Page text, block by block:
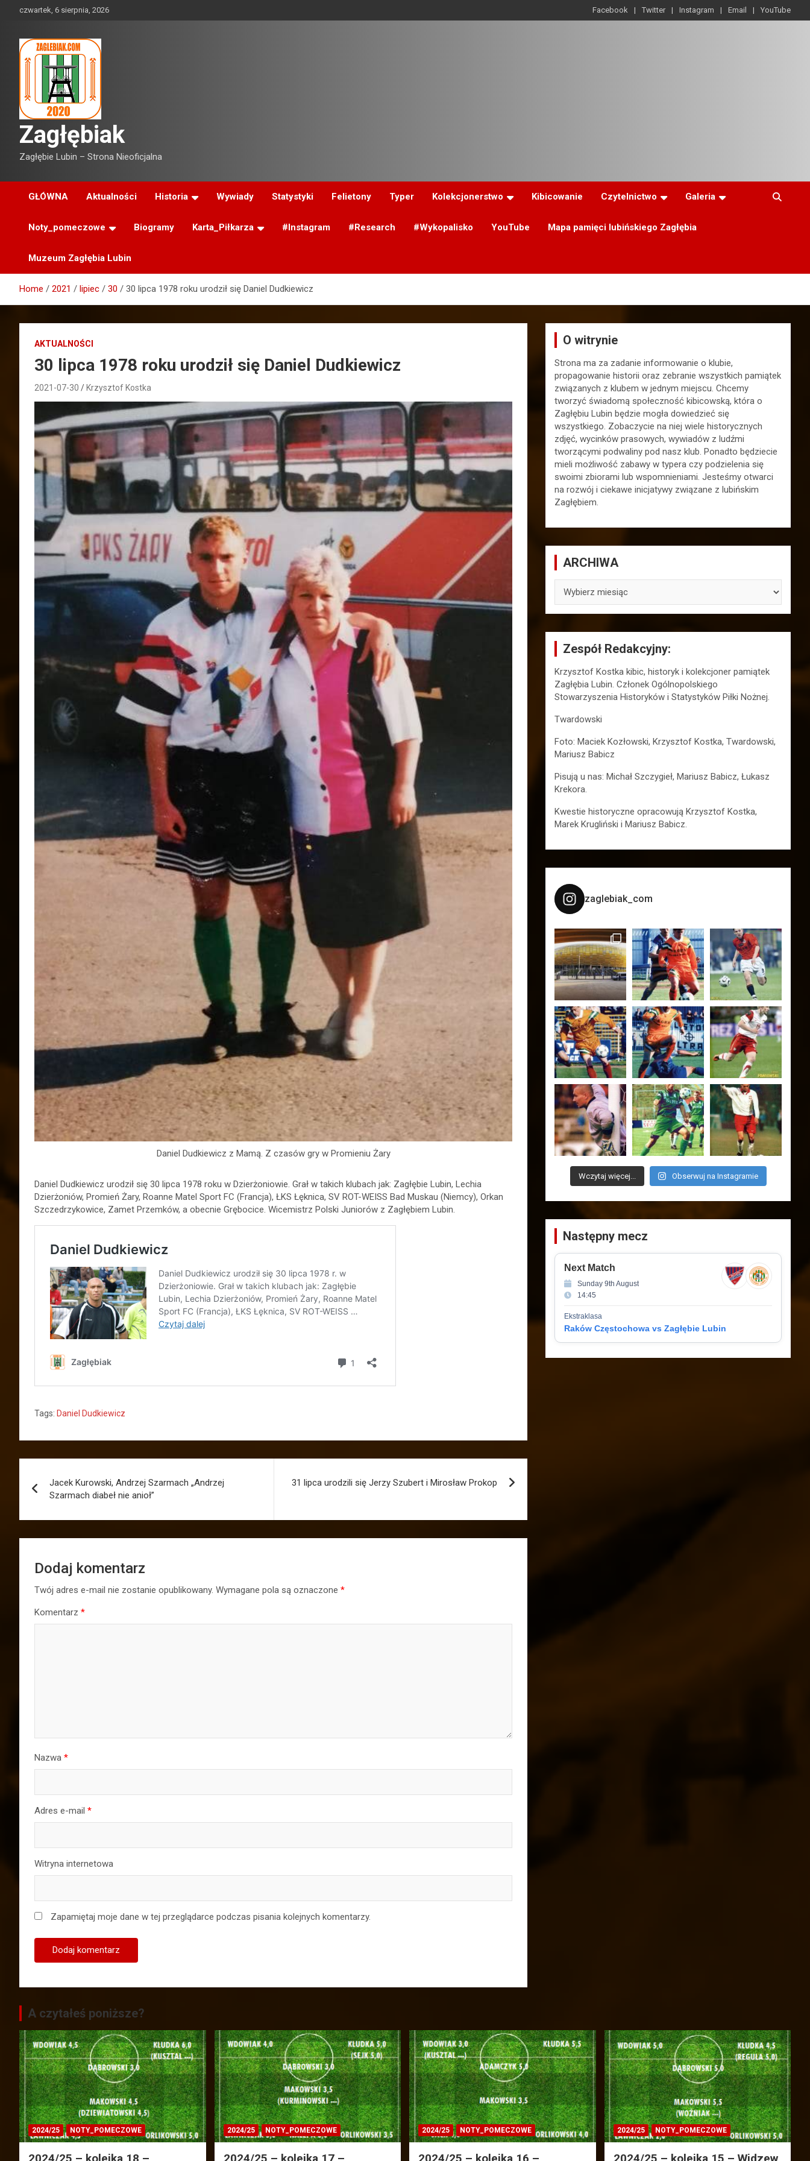
czwartek, 6 sierpnia, 2026 Facebook Twitter Instagram Email YouTube
Zagłębiak
Zagłębie Lubin – Strona Nieoficjalna
GŁÓWNA Aktualności Historia Wywiady Statystyki Felietony Typer Kolekcjonerstwo Kibicowanie Czytelnictwo Galeria
Noty_pomeczowe Biogramy Karta_Piłkarza #Instagram #Research #Wykopalisko YouTube Mapa pamięci lubińskiego Zagłębia
Muzeum Zagłębia Lubin
Home 2021 lipiec 30 30 lipca 1978 roku urodził się Daniel Dudkiewicz
AKTUALNOŚCI
30 lipca 1978 roku urodził się Daniel Dudkiewicz
2021-07-30 Krzysztof Kostka
Daniel Dudkiewicz z Mamą. Z czasów gry w Promieniu Żary
Daniel Dudkiewicz urodził się 30 lipca 1978 roku w Dzierżoniowie. Grał w takich klubach jak: Zagłębie Lubin, Lechia
Dzierżoniów, Promień Żary, Roanne Matel Sport FC (Francja), ŁKS Łęknica, SV ROT-WEISS Bad Muskau (Niemcy), Orkan
Szczedrzykowice, Zamet Przemków, a obecnie Grębocice. Wicemistrz Polski Juniorów z Zagłębiem Lubin.
Tags: Daniel Dudkiewicz
wpisu
Jacek Kurowski, Andrzej Szarmach „Andrzej
Szarmach diabeł nie anioł”
31 lipca urodzili się Jerzy Szubert i Mirosław Prokop
Dodaj komentarz
Twój adres e-mail nie zostanie opublikowany. Wymagane pola są oznaczone *
Komentarz *
Nazwa *
Adres e-mail *
Witryna internetowa
Zapamiętaj moje dane w tej przeglądarce podczas pisania kolejnych komentarzy.
O witrynie
Strona ma za zadanie informowanie o klubie,
propagowanie historii oraz zebranie wszystkich pamiątek
związanych z klubem w jednym miejscu. Chcemy
tworzyć świadomą społeczność kibicowską, która o
Zagłębiu Lubin będzie mogła dowiedzieć się
wszystkiego. Zobaczycie na niej wiele historycznych
zdjęć, wycinków prasowych, wywiadów z ludźmi
tworzącymi podwaliny pod nasz klub. Ponadto będziecie
mieli możliwość zabawy w typera czy podzielenia się
swoimi zbiorami lub wspomnieniami. Jesteśmy otwarci
na rozwój i ciekawe inicjatywy związane z lubińskim
Zagłębiem.
ARCHIWA
Zespół Redakcyjny:
Krzysztof Kostka kibic, historyk i kolekcjoner pamiątek
Zagłębia Lubin. Członek Ogólnopolskiego
Stowarzyszenia Historyków i Statystyków Piłki Nożnej.
Twardowski
Foto: Maciek Kozłowski, Krzysztof Kostka, Twardowski,
Mariusz Babicz
Pisują u nas: Michał Szczygieł, Mariusz Babicz, Łukasz
Krekora.
Kwestie historyczne opracowują Krzysztof Kostka,
Marek Krugliński i Mariusz Babicz.
zaglebiak_com
Wczytaj więcej... Obserwuj na Instagramie
Następny mecz
Next Match
Sunday 9th August
14:45
Ekstraklasa
Raków Częstochowa vs Zagłębie Lubin
A czytałeś poniższe?
2024/25 NOTY_POMECZOWE
2024/25 – kolejka 18 –
2024/25 NOTY_POMECZOWE
2024/25 – kolejka 17 –
2024/25 NOTY_POMECZOWE
2024/25 – kolejka 16 –
2024/25 NOTY_POMECZOWE
2024/25 – kolejka 15 – Widzew